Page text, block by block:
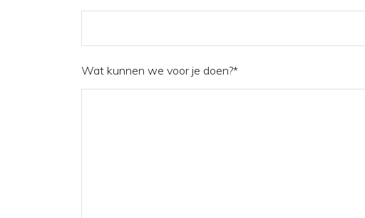
Wat kunnen we voor je doen?*